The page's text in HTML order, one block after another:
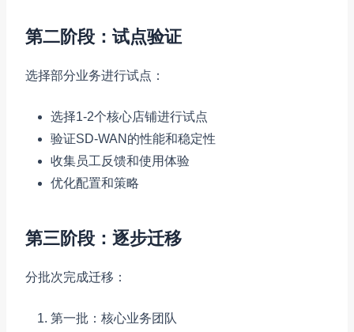
第二阶段：试点验证
选择部分业务进行试点：
选择1-2个核心店铺进行试点
验证SD-WAN的性能和稳定性
收集员工反馈和使用体验
优化配置和策略
第三阶段：逐步迁移
分批次完成迁移：
第一批：核心业务团队